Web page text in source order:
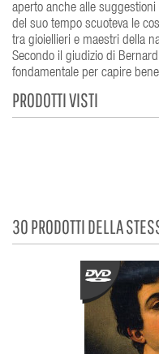
aperto anche alle
del suo tempo scuoteva le
tra gioiellieri e maestri della
Secondo il giudizio di
fondamentale per capire
PRODOTTI VISTI
30 PRODOTTI DELLA